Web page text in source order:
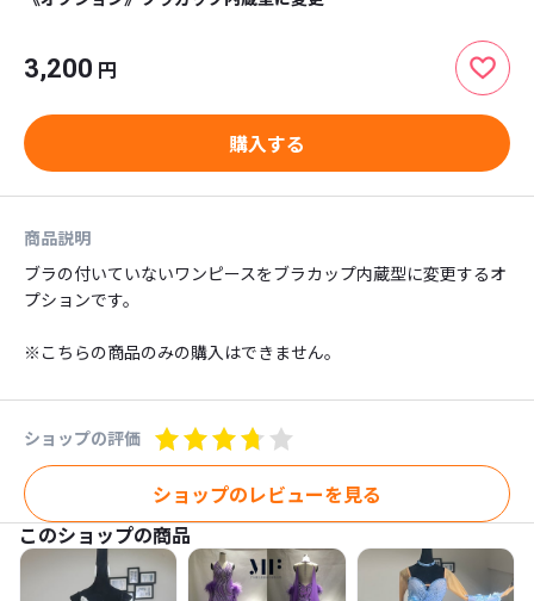
3,200 円
購入する
商品説明
ブラの付いていないワンピースをブラカップ内蔵型に変更するオ
プションです。
※こちらの商品のみの購入はできません。
ショップの評価
ショップのレビューを見る
このショップの商品